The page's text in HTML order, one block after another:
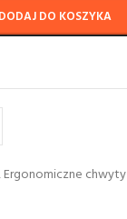
DODAJ DO KOSZYKA
Ergonomiczne chwyty